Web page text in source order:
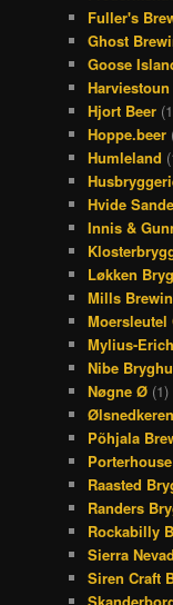
Fuller's
Ghost
Goose
Hjort Beer
Hoppe.beer
Humleland
Hvide
Innis &
Løkken
Mills
Moersleutel
Mylius-
Nibe
Nøgne Ø (1)
Ølsnedkeren
Põhjala
Raasted
Randers
Rockabilly
Sierra
Siren Craft